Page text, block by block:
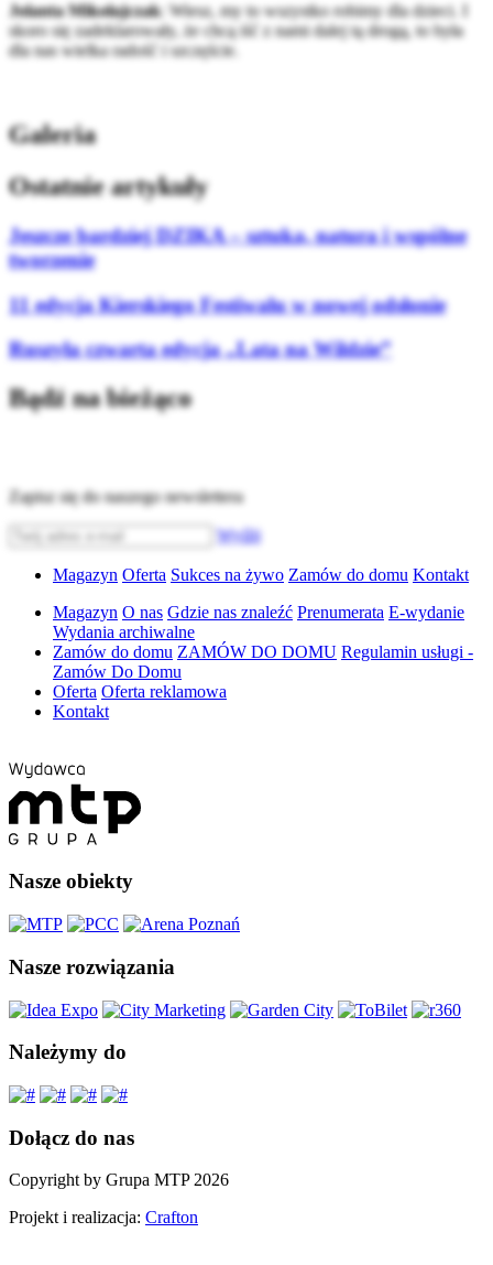
Jolanta Mikołajczak: Wiesz, my to wszystko robimy dla dzieci. I
skoro się zadeklarowały, że chcą iść z nami dalej tą drogą, to była
dla nas wielka radość i szczęście.
Galeria
Ostatnie artykuły
Jeszcze bardziej DZIKA – sztuka, natura i wspólne
tworzenie
11 edycja Kierskiego Festiwalu w nowej odsłonie
Ruszyła czwarta edycja „Lata na Wildzie”
Bądź na bieżąco
Zapisz się do naszego newslettera
Wyślij
Magazyn Oferta Sukces na żywo Zamów do domu Kontakt
Magazyn O nas Gdzie nas znaleźć Prenumerata E-wydanie
Wydania archiwalne
Zamów do domu ZAMÓW DO DOMU Regulamin usługi -
Zamów Do Domu
Oferta Oferta reklamowa
Kontakt
Nasze obiekty
Nasze rozwiązania
Należymy do
Dołącz do nas
Copyright by Grupa MTP 2026
Projekt i realizacja: Crafton